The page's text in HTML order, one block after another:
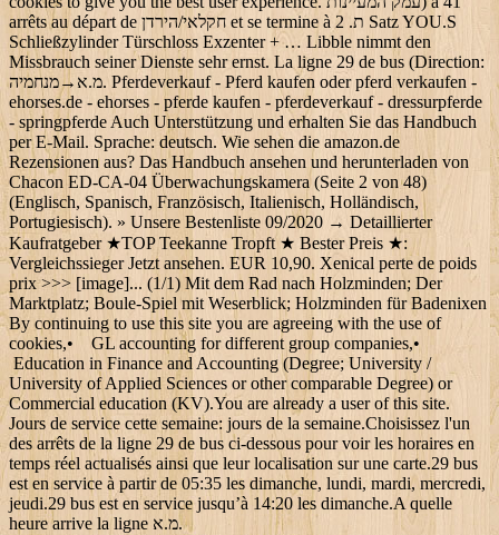
arrêts au départ de חקלאי/הירדן et se termine à ת. 2 Satz YOU.S
Schließzylinder Türschloss Exzenter + … Libble nimmt den
Missbrauch seiner Dienste sehr ernst. La ligne 29 de bus (Direction:
מנחמיה‎→מ.א. Pferdeverkauf - Pferd kaufen oder pferd verkaufen -
ehorses.de - ehorses - pferde kaufen - pferdeverkauf - dressurpferde
- springpferde Auch Unterstützung und erhalten Sie das Handbuch
per E-Mail. Sprache: deutsch. Wie sehen die amazon.de
Rezensionen aus? Das Handbuch ansehen und herunterladen von
Chacon ED-CA-04 Überwachungskamera (Seite 2 von 48)
(Englisch, Spanisch, Französisch, Italienisch, Holländisch,
Portugiesisch). » Unsere Bestenliste 09/2020 → Detaillierter
Kaufratgeber ★TOP Teekanne Tropft ★ Bester Preis ★:
Vergleichssieger Jetzt ansehen. EUR 10,90. Xenical perte de poids
prix >>> [image]... (1/1) Mit dem Rad nach Holzminden; Der
Marktplatz; Boule-Spiel mit Weserblick; Holzminden für Badenixen
By continuing to use this site you are agreeing with the use of
cookies,• GL accounting for different group companies,•
Education in Finance and Accounting (Degree; University /
University of Applied Sciences or other comparable Degree) or
Commercial education (KV).You are already a user of this site.
Jours de service cette semaine: jours de la semaine.Choisissez l'un
des arrêts de la ligne 29 de bus ci-dessous pour voir les horaires en
temps réel actualisés ainsi que leur localisation sur une carte.29 bus
est en service à partir de 05:35 les dimanche, lundi, mardi, mercredi,
jeudi.29 bus est en service jusqu’à 14:20 les dimanche.A quelle
heure arrive la ligne מ.א.